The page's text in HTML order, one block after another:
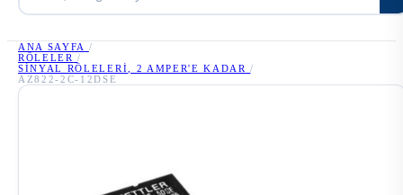
ANA SAYFA /
RÖLELER
/
SINYAL RÖLELERI, 2 AMPER'E KADAR
/
AZ822-2C-12DSE